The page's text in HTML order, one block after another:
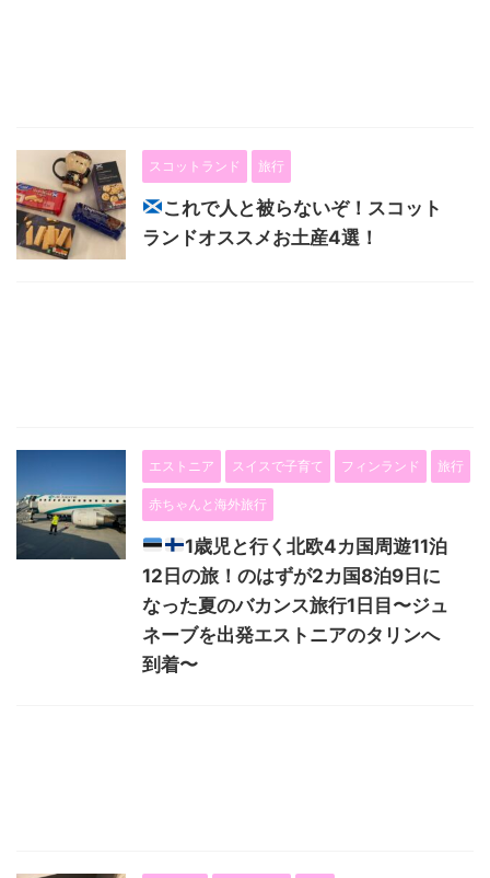
スコットランド 旅行
これで人と被らないぞ！スコット
ランドオススメお土産4選！
エストニア スイスで子育て フィンランド 旅行
赤ちゃんと海外旅行
1歳児と行く北欧4カ国周遊11泊
12日の旅！のはずが2カ国8泊9日に
なった夏のバカンス旅行1日目〜ジュ
ネーブを出発エストニアのタリンへ
到着〜